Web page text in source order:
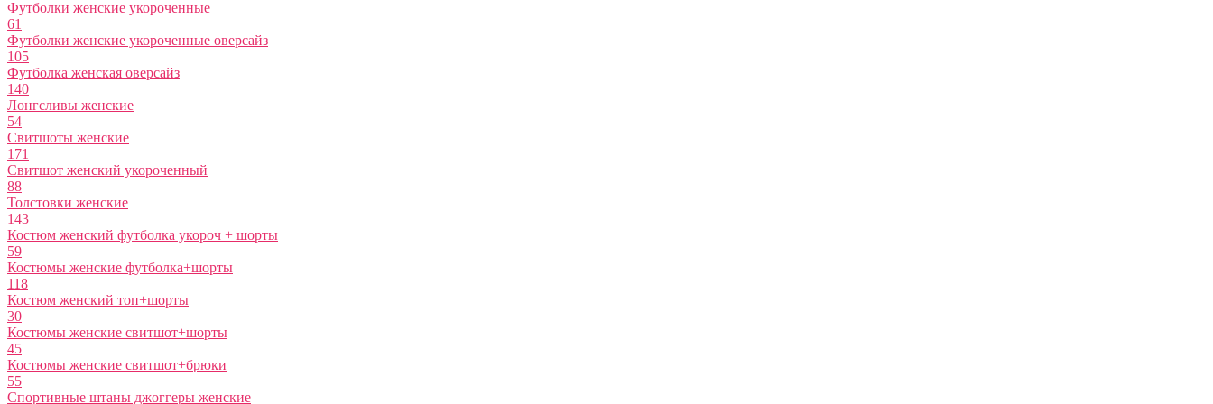
Футболки женские укороченные
61
Футболки женские укороченные оверсайз
105
Футболка женская оверсайз
140
Лонгсливы женские
54
Свитшоты женские
171
Свитшот женский укороченный
88
Толстовки женские
143
Костюм женский футболка укороч + шорты
59
Костюмы женские футболка+шорты
118
Костюм женский топ+шорты
30
Костюмы женские свитшот+шорты
45
Костюмы женские свитшот+брюки
55
Спортивные штаны джоггеры женские